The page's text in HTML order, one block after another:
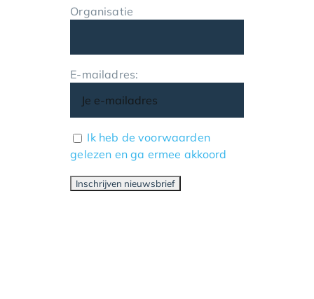
Organisatie
E-mailadres:
Ik heb de voorwaarden
gelezen en ga ermee akkoord